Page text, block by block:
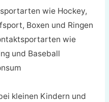
wie Hockey,
Boxen und Ringen
wie
und Baseball
kleinen Kindern und